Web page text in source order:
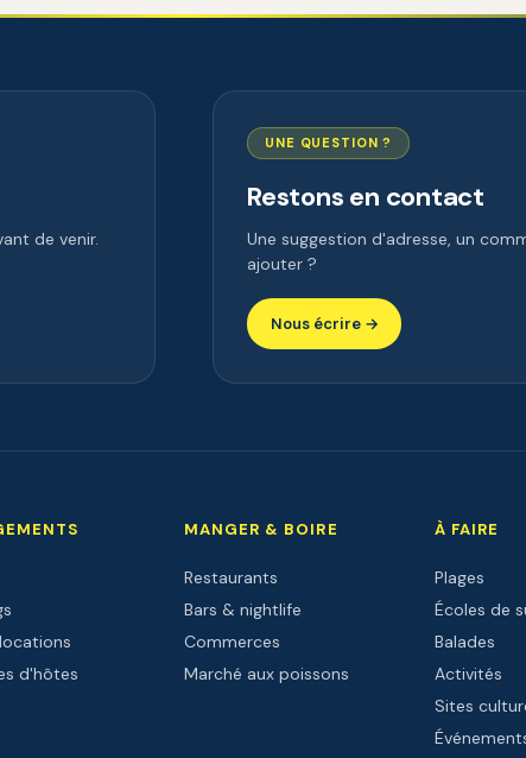
de venir.
UNE QUESTION ?
Restons en contact
Une suggestion d'adresse, un
ajouter ?
Nous écrire →
d'hôtes
MANGER & BOIRE
Restaurants
Bars & nightlife
Commerces
Marché aux poissons
À FAIRE
Plages
Écoles de
Balades
Activités
Sites